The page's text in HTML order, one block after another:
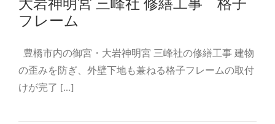
大岩神明宮 三峰社 修繕工事 格子フレ
ーム
大岩神明宮 三峰社 修繕工事 格子
フレーム
豊橋市内の御宮・大岩神明宮 三峰社の修繕工事 建物
の歪みを防ぎ、外壁下地も兼ねる格子フレームの取付
けが完了 [...]